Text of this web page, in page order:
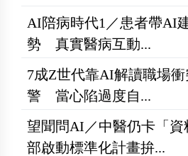
AI陪病時代1／患者帶AI
勢 真實醫病互動...
7成Z世代靠AI解讀職場
警 當心陷過度自...
望聞問AI／中醫仍卡「
部啟動標準化計畫拚...